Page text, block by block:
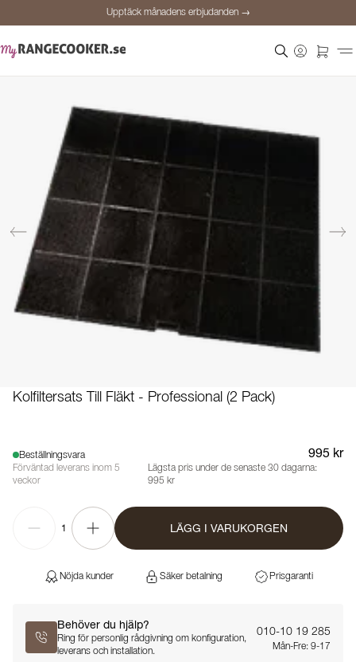
Upptäck månadens erbjudanden →
Personlig rådgivning
Kolfiltersats Till Fläkt - Professional (2 Pack)
Beställningsvara
Förväntad leverans inom 5
veckor
995 kr
Lägsta pris under de senaste 30 dagarna:
995 kr
1 LÄGG I VARUKORGEN
Nöjda kunder Säker betalning Prisgaranti
Behöver du hjälp?
Ring för personlig rådgivning om konfiguration,
leverans och installation.
010-10 19 285
Mån-Fre: 9-17